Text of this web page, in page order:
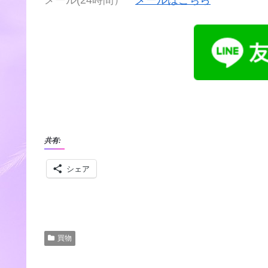
共有:
シェア
買物